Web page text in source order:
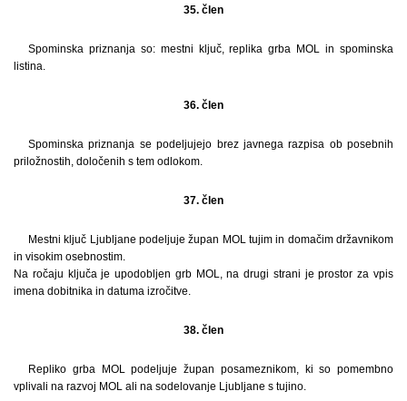
35. člen
Spominska priznanja so: mestni ključ, replika grba MOL in spominska
listina.
36. člen
Spominska priznanja se podeljujejo brez javnega razpisa ob posebnih
priložnostih, določenih s tem odlokom.
37. člen
Mestni ključ Ljubljane podeljuje župan MOL tujim in domačim državnikom
in visokim osebnostim.
Na ročaju ključa je upodobljen grb MOL, na drugi strani je prostor za vpis
imena dobitnika in datuma izročitve.
38. člen
Repliko grba MOL podeljuje župan posameznikom, ki so pomembno
vplivali na razvoj MOL ali na sodelovanje Ljubljane s tujino.